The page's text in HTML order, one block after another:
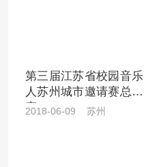
第三届江苏省校园音乐
人苏州城市邀请赛总决
赛
2018-06-09 苏州